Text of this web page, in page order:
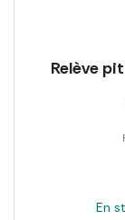
Relève
En